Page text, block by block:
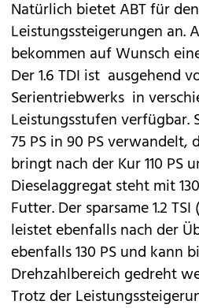
Natürlich bietet ABT für
Leistungssteigerungen an.
bekommen auf Wunsch
Der 1.6 TDI ist  ausgehend
Serientriebwerks  in
Leistungsstufen verfügbar.
75 PSin 90 PSverwandelt,
bringt nach der Kur 110 PS
Dieselaggregat steht mit
Futter. Der sparsame 1.2 TSI
leistet ebenfalls nach der
ebenfalls 130 PS und kann
Drehzahlbereich gedreht
Trotz der